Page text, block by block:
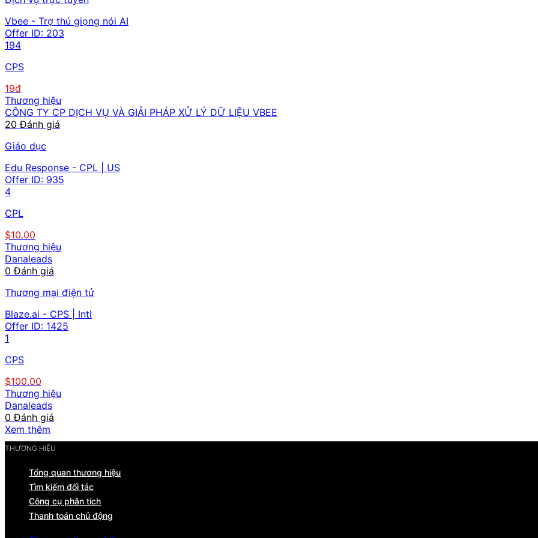
Vbee - Trợ thủ giọng nói AI
Offer ID: 203
194
CPS
19đ
Thương hiệu
CÔNG TY CP DỊCH VỤ VÀ GIẢI PHÁP XỬ LÝ DỮ LIỆU VBEE
20 Đánh giá
Giáo dục
Edu Response - CPL | US
Offer ID: 935
4
CPL
$10.00
Thương hiệu
Danaleads
0 Đánh giá
Thương mại điện tử
Blaze.ai - CPS | Intl
Offer ID: 1425
1
CPS
$100.00
Thương hiệu
Danaleads
0 Đánh giá
Xem thêm
THƯƠNG HIỆU
Tổng quan thương hiệu
Tìm kiếm đối tác
Công cụ phân tích
Thanh toán chủ động